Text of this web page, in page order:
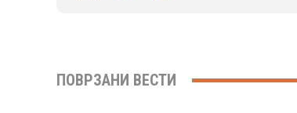
ПОВРЗАНИ ВЕСТИ